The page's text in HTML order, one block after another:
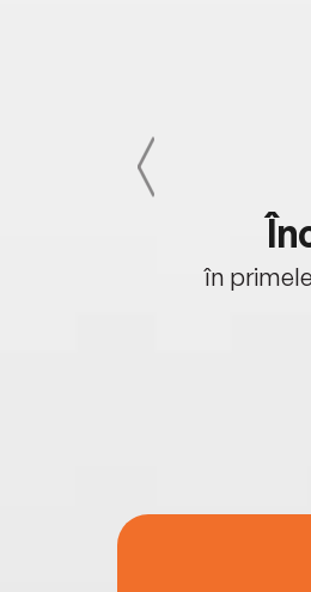
în